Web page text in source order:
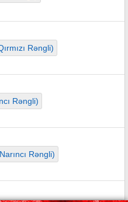
Rəngli)
Rəngli)
Rəngli)